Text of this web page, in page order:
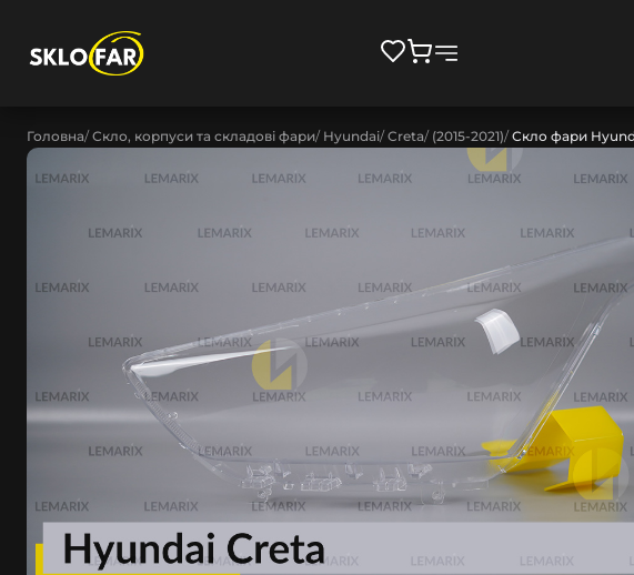
Головна Скло, корпуси та складові фари Hyundai Creta (2015-2021) Скло фари